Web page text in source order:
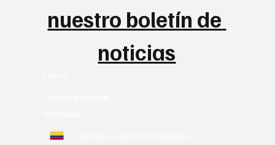
nuestro boletín de
noticias